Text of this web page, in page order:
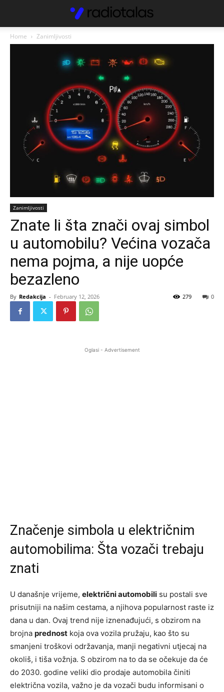
Home Zanimljivosti
Zanimljivosti
Znate li šta znači ovaj simbol
u automobilu? Većina vozača
nema pojma, a nije uopće
bezazleno
By Redakcija - February 12, 2026 0
279
Oglasi - Advertisement
Značenje simbola u električnim
automobilima: Šta vozači trebaju
znati
U današnje vrijeme, električni automobili su postali sve
prisutniji na našim cestama, a njihova popularnost raste iz
dana u dan. Ovaj trend nije iznenađujući, s obzirom na
brojna prednost koja ova vozila pružaju, kao što su
smanjeni troškovi održavanja, manji negativni utjecaj na
okoliš, i tiša vožnja. S obzirom na to da se očekuje da će
do 2030. godine veliki dio prodaje automobila činiti
električna vozila, važno je da vozači budu informisani o